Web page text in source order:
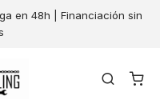
en 48h | Financiación sin
Search